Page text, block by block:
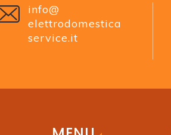
info@
elettrodomestica
service.it